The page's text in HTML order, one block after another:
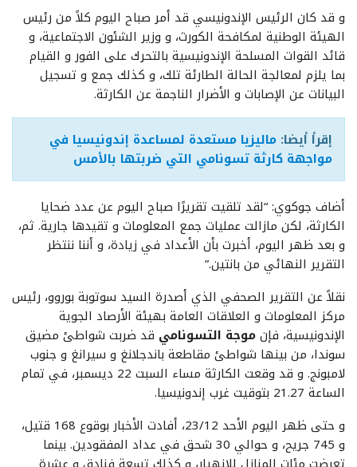
و قد كان الرئيس الإندونيسي قد أمر صباح اليوم كلاً من رئيس
الهيئة الوطنية لمكافحة الكورث، و وزير الشئون الاجتماعية، و
قائد القوات المسلحة الإندونيسية بالتحرك على الفور و القيام
بما يلزم لمعالجة الحالة الطارئة تلك، و كذلك جمع و تسجيل
البيانات عن الإصابات و الأضرار الناجمة عن الكارثة.
إقرأ أيضا: ماليزيا مستعدة لمساعدة إندونيسيا في
مواجهة كارثة تسونامي التي ضربتها بالأمس
أضاف جوكوي: “لقد تلقيت تقريرًا صباح اليوم عن عدد ضحايا
الكارثة، لكن مازالت عمليات جمع المعلومات و تقيدها جارية. ثم،
و بعد ظهر اليوم، أخبرت بأن الأعداد في زيادة، و أننا ننتظر
التقرير النهائي من بانتين.”
نقلاً عن التقرير الصحفي الذي أصدرة السيد سوتوبة بوروو، رئيس
مركز المعلومات و العلاقات العامة بهيئة الأرصاد الجوية
الإندونيسية، فإنموجة التسونامي قد ضربت شواطئ مضيق
سوندا، من بينها شواطئ مقاطعة باندجلانغ و سيرانغ و جنوب
لامبونج. و قد وقعت الكارثة مساء السبت 22 ديسمبر، في تمام
الساعة 21.27 بتوقيت غرب إندونيسيا.
و حتى ظهر اليوم الأحد 23/12، أفادت الأخبار بوقوع 168 قتيل،
و 745 جريح، و حوالي 30 شحق في عداد المفقودين. بينما